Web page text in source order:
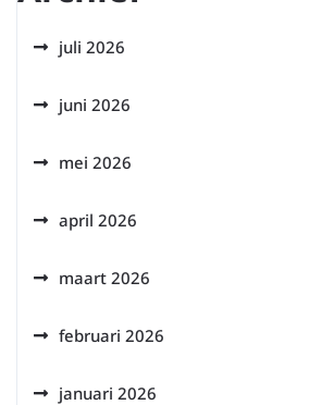
juli 2026
juni 2026
mei 2026
april 2026
maart 2026
februari 2026
januari 2026